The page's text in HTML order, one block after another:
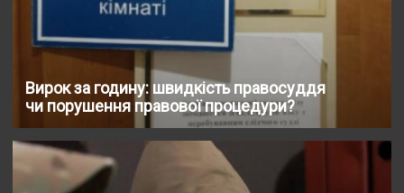
Вирок за годину: швидкість правосуддя
чи порушення правової процедури?